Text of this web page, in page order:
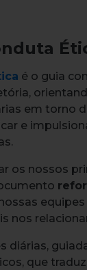
é o guia
em torno
e
os nossos
nos
diárias,
que